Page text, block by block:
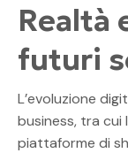
Realtà
futuri
L’evoluzione
business, tra cui
piattaforme di